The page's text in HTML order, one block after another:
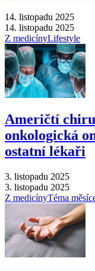
14. listopadu 2025
14. listopadu 2025
Z medicínyLifestyle
Američtí
onkologická
ostatní lékaři
3. listopadu 2025
3. listopadu 2025
Z medicínyTéma